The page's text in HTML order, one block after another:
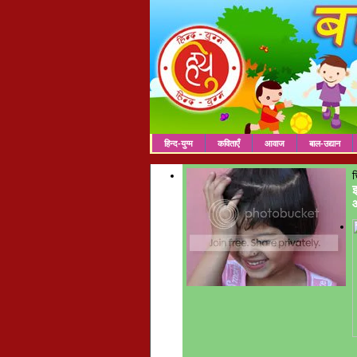
हिन्द-युग्म कविताएँ आवाज बाल-उद्यान